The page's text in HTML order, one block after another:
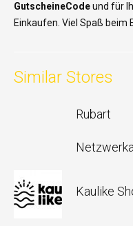
GutscheineCodeund für
Einkaufen. Viel Spaß beim
Similar Stores
Rubart
Kaulike